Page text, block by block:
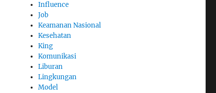
Influence
Job
Keamanan Nasional
Kesehatan
King
Komunikasi
Liburan
Lingkungan
Model